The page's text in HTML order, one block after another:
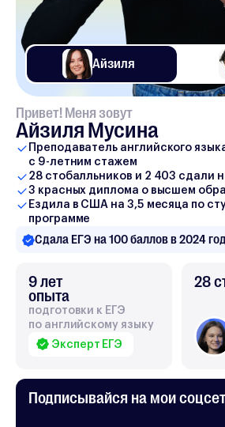
Привет! Меня зовут
Айзиля Мусина
Преподаватель английского
с 9-летним стажем
28 стобалльников и 2 403 сдали
3 красных диплома о высшем
Ездила в США на 3,5 месяца по
программе
Сдала ЕГЭ на 100 баллов в 2024
Айзиля
9 лет
опыта
подготовки к ЕГЭ
по английскому языку
Эксперт ЕГЭ
28
Подписывайся на мои